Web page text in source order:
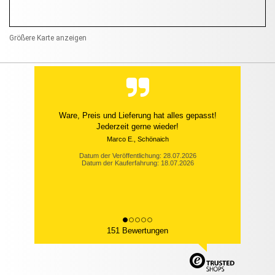
Größere Karte anzeigen
Ware, Preis und Lieferung hat alles gepasst!
Jederzeit gerne wieder!
Marco E., Schönaich
Datum der Veröffentlichung: 28.07.2026
Datum der Kauferfahrung: 18.07.2026
151 Bewertungen